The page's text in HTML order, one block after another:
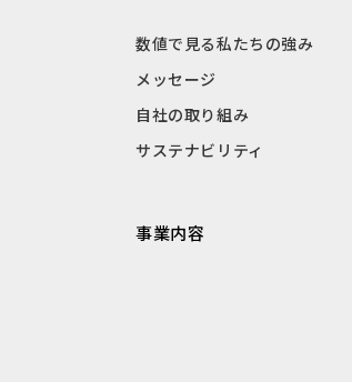
数値で見る私たちの強み
メッセージ
自社の取り組み
サステナビリティ
事業内容